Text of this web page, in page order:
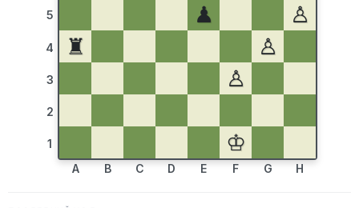
5
4
3
2
1
♟
♙
♜
♙
♙
♔
A B C D E F G H